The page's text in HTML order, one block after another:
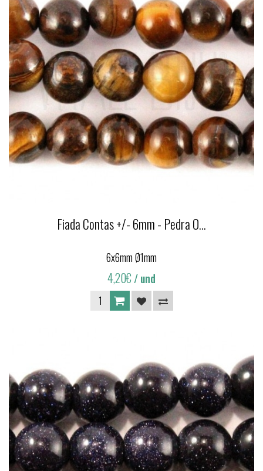
Fiada Contas +/- 6mm - Pedra O...
6x6mm Ø1mm
4,20€/ und